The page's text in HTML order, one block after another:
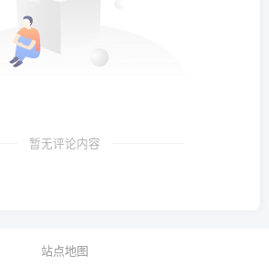
暂无评论内容
站点地图